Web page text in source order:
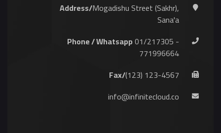
Address/Mogadishu Street (Sakhr),
Sana'a
Phone / Whatsapp01/217305 -
771996664
Fax/(123) 123-4567
info@infinitecloud.co